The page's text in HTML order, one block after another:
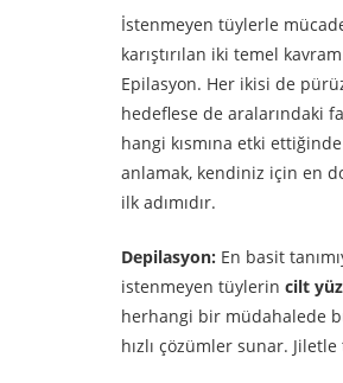
İstenmeyen tüylerle
karıştırılan iki temel
Epilasyon. Her ikisi de
hedeflese de aralarındaki
hangi kısmına etki
anlamak, kendiniz için en
ilk adımıdır.
Depilasyon: En basit
istenmeyen tüylerin cilt
herhangi bir müdahalede
hızlı çözümler sunar.